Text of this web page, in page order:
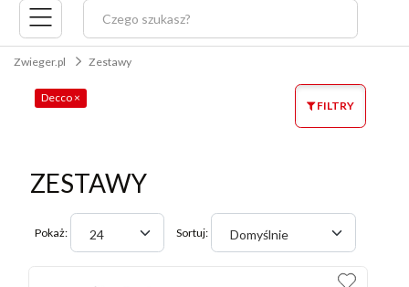
Menu
główne
Zwieger.pl Zestawy
FILTRY
Decco ×
ZESTAWY
Pokaż: 24 Sortuj: Domyślnie